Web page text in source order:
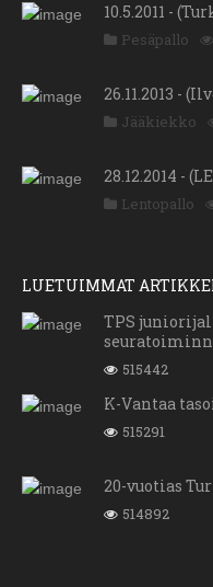
10.5.2011 -
Pesäpallo
26.11.2013 -
Jääkiekko
28.12.2014 -
Lentopallo
LUETUIMMAT
TPS
515442
K-Vantaa
515291
20-vuotias
514892